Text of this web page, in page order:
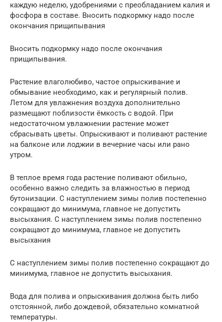
каждую неделю, удобрениями с преобладанием калия и
фосфора в составе. Вносить подкормку надо после
окончания прищипывания
Вносить подкормку надо после окончания
прищипывания.
Растение влаголюбиво, частое опрыскивание и
обмывание необходимо, как и регулярный полив.
Летом для увлажнения воздуха дополнительно
размещают поблизости ёмкость с водой. При
недостаточном увлажнении растение может
сбрасывать цветы. Опрыскивают и поливают растение
на балконе или лоджии в вечерние часы или рано
утром.
В теплое время года растение поливают обильно,
особенно важно следить за влажностью в период
бутонизации. С наступлением зимы полив постепенно
сокращают до минимума, главное не допустить
высыхания. С наступлением зимы полив постепенно
сокращают до минимума, главное не допустить
высыхания
С наступлением зимы полив постепенно сокращают до
минимума, главное не допустить высыхания.
Вода для полива и опрыскивания должна быть либо
отстоянной, либо дождевой, обязательно комнатной
температуры.